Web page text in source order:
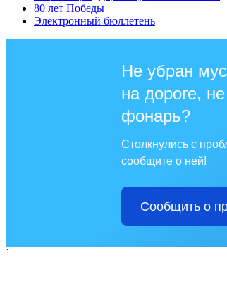
80 лет Победы
Электронный бюллетень
Не убран
на дороге, не
фонарь?
Столкнулись с
сообщите о ней!
Сообщить о
`